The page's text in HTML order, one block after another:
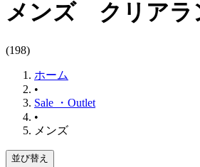
メンズ クリアラ
(198)
ホーム
•
Sale ・Outlet
•
メンズ
並び替え